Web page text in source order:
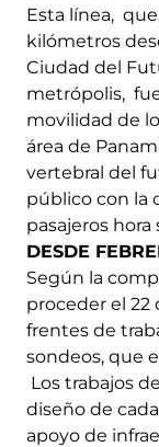
Esta línea,
kilómetros
Ciudad del
metrópolis,
movilidad de
área de
vertebral del
público con la
pasajeros hora
DESDE
Según la
proceder el 22
frentes de
sondeos, que
Los trabajos
diseño de
apoyo de